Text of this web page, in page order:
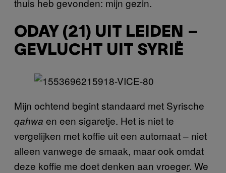
ODAY (21) UIT LEIDEN –
GEVLUCHT UIT SYRIË
Mijn ochtend begint standaard met Syrische
qahwa en een sigaretje. Het is niet te
vergelijken met koffie uit een automaat – niet
alleen vanwege de smaak, maar ook omdat
deze koffie me doet denken aan vroeger. We